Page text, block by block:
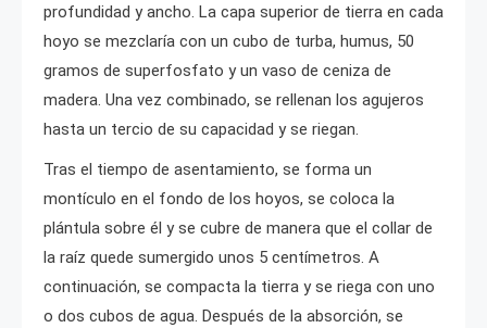
profundidad y ancho. La capa superior de tierra en cada
hoyo se mezclaría con un cubo de turba, humus, 50
gramos de superfosfato y un vaso de ceniza de
madera. Una vez combinado, se rellenan los agujeros
hasta un tercio de su capacidad y se riegan.
Tras el tiempo de asentamiento, se forma un
montículo en el fondo de los hoyos, se coloca la
plántula sobre él y se cubre de manera que el collar de
la raíz quede sumergido unos 5 centímetros. A
continuación, se compacta la tierra y se riega con uno
o dos cubos de agua. Después de la absorción, se